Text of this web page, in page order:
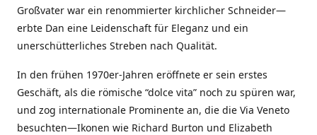
Großvater war ein renommierter kirchlicher Schneider—
erbte Dan eine Leidenschaft für Eleganz und ein
unerschütterliches Streben nach Qualität.
In den frühen 1970er-Jahren eröffnete er sein erstes
Geschäft, als die römische “dolce vita” noch zu spüren war,
und zog internationale Prominente an, die die Via Veneto
besuchten—Ikonen wie Richard Burton und Elizabeth